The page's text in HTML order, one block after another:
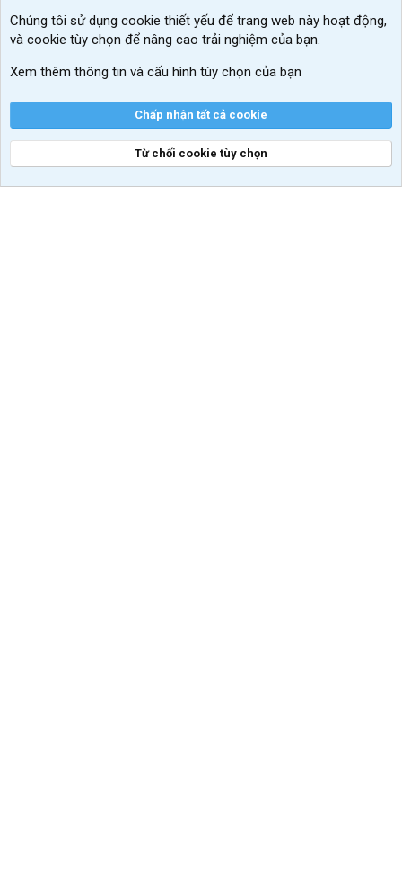
Chúng tôi sử dụng cookie thiết yếu để trang web này hoạt động,
và cookie tùy chọn để nâng cao trải nghiệm của bạn.
Xem thêm thông tin và cấu hình tùy chọn của bạn
Chấp nhận tất cả cookie
Từ chối cookie tùy chọn